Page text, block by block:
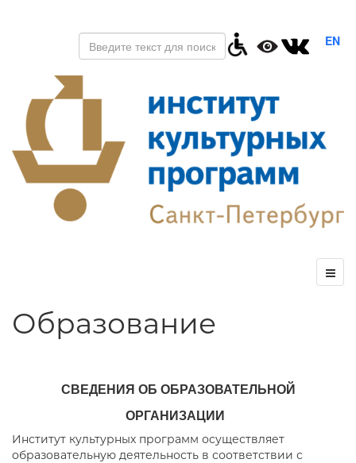
EN
Образование
СВЕДЕНИЯ ОБ ОБРАЗОВАТЕЛЬНОЙ
ОРГАНИЗАЦИИ
Институт культурных программ осуществляет
образовательную деятельность в соответствии с